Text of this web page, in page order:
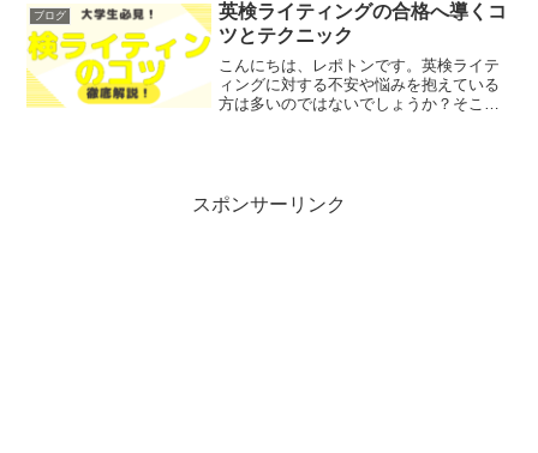
は、TOEIC700点取得に必要な勉強時間と
効果的な...
ブログ
英検ライティングの合格へ導くコ
ツとテクニック
こんにちは、レポトンです。英検ライテ
ィングに対する不安や悩みを抱えている
方は多いのではないでしょうか？そこで
スポンサーリンク